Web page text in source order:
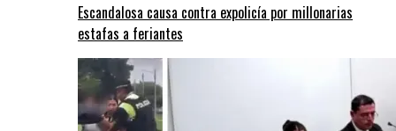
Escandalosa causa contra expolicía por millonarias
estafas a feriantes